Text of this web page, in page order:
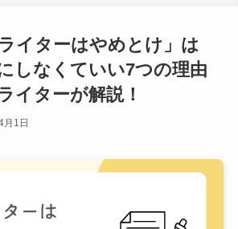
ライターはやめとけ」は
しなくていい7つの理由
イターが解説！
月1日